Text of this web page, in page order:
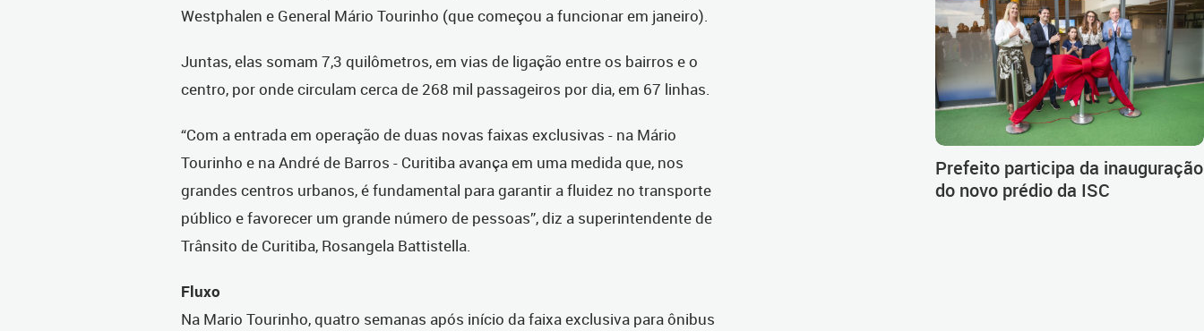
Westphalen e General Mário Tourinho (que começou a funcionar em janeiro).
Juntas, elas somam 7,3 quilômetros, em vias de ligação entre os bairros e o
centro, por onde circulam cerca de 268 mil passageiros por dia, em 67 linhas.
“Com a entrada em operação de duas novas faixas exclusivas - na Mário
Tourinho e na André de Barros - Curitiba avança em uma medida que, nos
grandes centros urbanos, é fundamental para garantir a fluidez no transporte
público e favorecer um grande número de pessoas”, diz a superintendente de
Trânsito de Curitiba, Rosangela Battistella.
Fluxo
Na Mario Tourinho, quatro semanas após início da faixa exclusiva para ônibus
Prefeito participa da inauguração
do novo prédio da ISC